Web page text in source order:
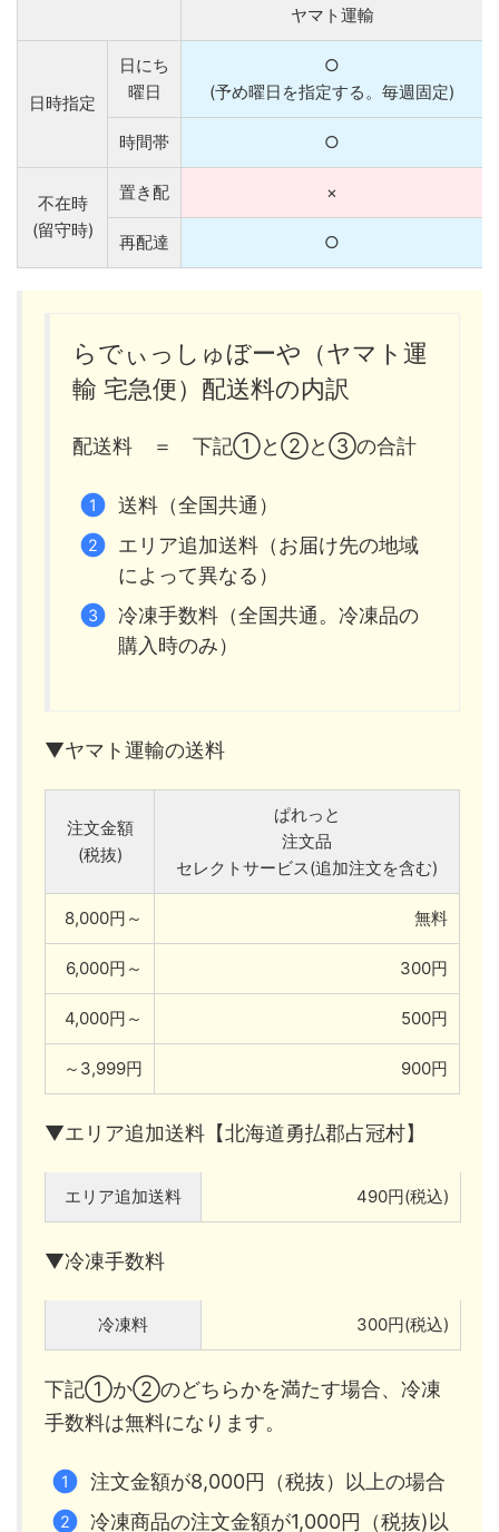
ヤマト運輸
日時指定
日にち
曜日
○
(予め曜日を指定する。毎週固定)
時間帯 ○
不在時
(留守時)
置き配 ×
再配達 ○
らでぃっしゅぼーや（ヤマト運
輸 宅急便）配送料の内訳
配送料 ＝ 下記①と②と③の合計
送料（全国共通）
エリア追加送料（お届け先の地域
によって異なる）
冷凍手数料（全国共通。冷凍品の
購入時のみ）
▼ヤマト運輸の送料
注文金額
(税抜)
ぱれっと
注文品
セレクトサービス(追加注文を含む)
8,000円～ 無料
6,000円～ 300円
4,000円～ 500円
～3,999円 900円
▼エリア追加送料【北海道勇払郡占冠村】
エリア追加送料 490円(税込)
▼冷凍手数料
冷凍料 300円(税込)
下記①か②のどちらかを満たす場合、冷凍
手数料は無料になります。
注文金額が8,000円（税抜）以上の場合
冷凍商品の注文金額が1,000円（税抜)以